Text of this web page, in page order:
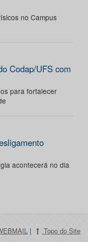
no Campus
Codap/UFS com
para fortalecer
acontecerá no dia
| Topo do Site